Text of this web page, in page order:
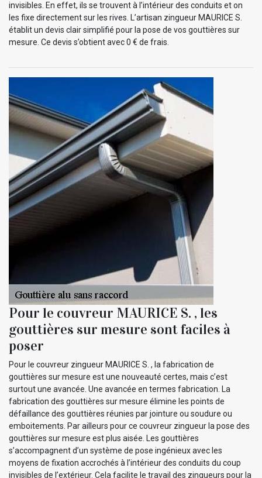
invisibles. En effet, ils se trouvent à l’intérieur des conduits et on
les fixe directement sur les rives. L’artisan zingueur MAURICE S.
établit un devis clair simplifié pour la pose de vos gouttières sur
mesure. Ce devis s’obtient avec 0 € de frais.
Pour le couvreur MAURICE S. , les
gouttières sur mesure sont faciles à
poser
Pour le couvreur zingueur MAURICE S. , la fabrication de
gouttières sur mesure est une nouveauté certes, mais c’est
surtout une avancée. Une avancée en termes fabrication. La
fabrication des gouttières sur mesure élimine les points de
défaillance des gouttières réunies par jointure ou soudure ou
emboitements. Par ailleurs pour ce couvreur zingueur la pose des
gouttières sur mesure est plus aisée. Les gouttières
s’accompagnent d’un système de pose ingénieux avec les
moyens de fixation accrochés à l’intérieur des conduits du coup
invisibles de l’extérieur. Cela facilite le travail des zingueurs pour la